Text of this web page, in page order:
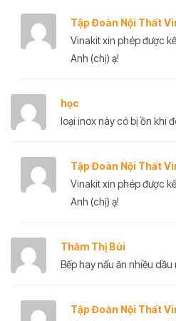
Tập Đoàn Nội Thất
Vinakit xin phép được
Anh (chị) ạ!
học
loại inox này có bị ồn khi
Tập Đoàn Nội Thất
Vinakit xin phép được
Anh (chị) ạ!
Thắm Thị Bùi
Bếp hay nấu ăn nhiều
Tập Đoàn Nội Thất